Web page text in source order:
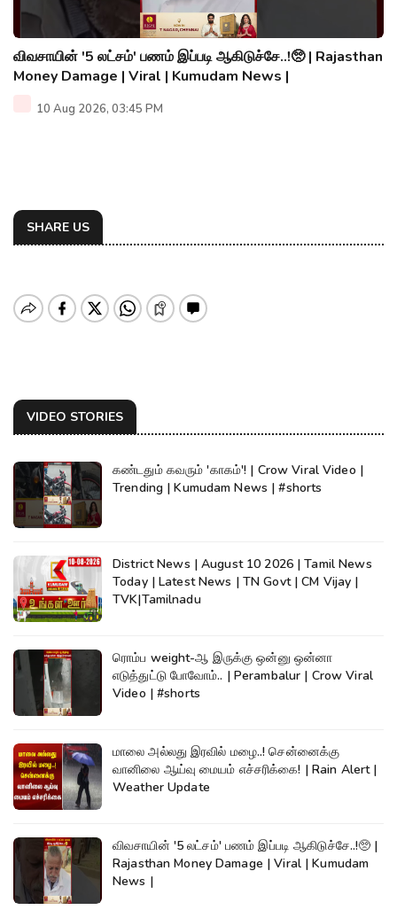
விவசாயின் '5 லட்சம்' பணம் இப்படி ஆகிடுச்சே..!🥺 | Rajasthan
Money Damage | Viral | Kumudam News |
10 Aug 2026, 03:45 PM
SHARE US
VIDEO STORIES
கண்டதும் கவரும் 'காகம்'! | Crow Viral Video |
Trending | Kumudam News | #shorts
District News | August 10 2026 | Tamil News
Today | Latest News | TN Govt | CM Vijay |
TVK|Tamilnadu
ரொம்ப weight-ஆ இருக்கு ஒன்னு ஒன்னா
எடுத்துட்டு போவோம்.. | Perambalur | Crow Viral
Video | #shorts
மாலை அல்லது இரவில் மழை..! சென்னைக்கு
வானிலை ஆய்வு மையம் எச்சரிக்கை! | Rain Alert |
Weather Update
விவசாயின் '5 லட்சம்' பணம் இப்படி ஆகிடுச்சே..!🥺 |
Rajasthan Money Damage | Viral | Kumudam
News |